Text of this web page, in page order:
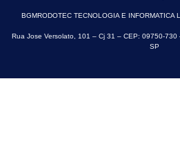
BGMRODOTEC TECNOLOGIA E
Rua Jose Versolato, 101 – Cj 31 – CEP: 09750-
SP